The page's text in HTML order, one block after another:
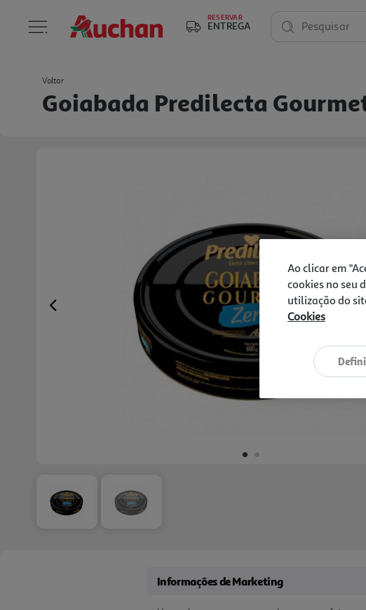
RESERVAR
ENTREGA Pesquisar
Voltar
Goiabada Predilecta
Previous
Informações de Marketing
Ao clicar em
cookies no seu
utilização do
Cookies